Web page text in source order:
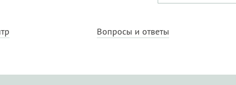
Вопросы и ответы